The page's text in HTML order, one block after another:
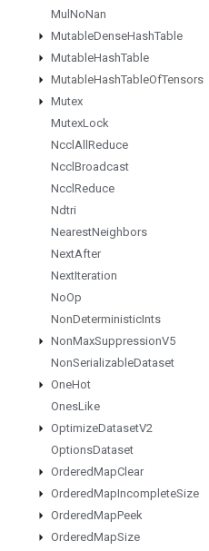
Mul NoNan
MutableDenseHashTable
MutableHashTable
MutableHashTableOfTensors
Mutex
MutexLock
Nccl All Reduce
Nccl Broadcast
Nccl Reduce
Ndtri
NearestNeighbors
NextAfter
NextIteration
NoOp
NonDeterministicInts
NonMaxSuppressionV5
NonSerializableDataset
OneHot
OnesLike
OptimizeDatasetV2
OptionsDataset
OrderedMapClear
OrderedMapIncompleteSize
OrderedMapPeek
OrderedMapSize